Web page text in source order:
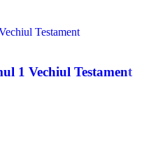
1 Vechiul Testament